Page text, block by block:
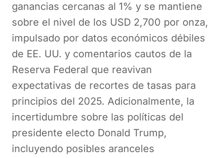
ganancias cercanas al 1% y se mantiene
sobre el nivel de los USD 2,700 por onza,
impulsado por datos económicos débiles
de EE. UU. y comentarios cautos de la
Reserva Federal que reavivan
expectativas de recortes de tasas para
principios del 2025. Adicionalmente, la
incertidumbre sobre las políticas del
presidente electo Donald Trump,
incluyendo posibles aranceles